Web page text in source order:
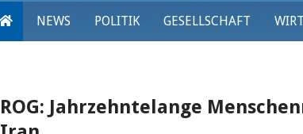
NEWS POLITIK GESELLSCHAFT
ROG: Jahrzehntelange